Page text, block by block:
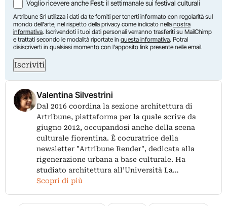
Voglio ricevere ancheFest: il settimanale sui festival culturali
Artribune Srl utilizza i dati da te forniti per tenerti informato con regolarità sul
mondo dell'arte, nel rispetto della privacy come indicato nella nostra
informativa. Iscrivendoti i tuoi dati personali verranno trasferiti su MailChimp
e trattati secondo le modalità riportate in questa informativa. Potrai
disiscriverti in qualsiasi momento con l'apposito link presente nelle email.
Iscriviti
Valentina Silvestrini
Dal 2016 coordina la sezione architettura di
Artribune, piattaforma per la quale scrive da
giugno 2012, occupandosi anche della scena
culturale fiorentina. È cocuratrice della
newsletter "Artribune Render", dedicata alla
rigenerazione urbana a base culturale. Ha
studiato architettura all’Università La…
Scopri di più